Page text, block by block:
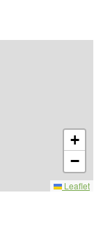
+
−
Leaflet